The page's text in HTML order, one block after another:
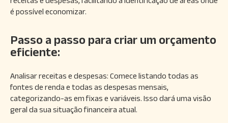
é possível economizar.
Passo a passo para criar um orçamento
eficiente:
Analisar receitas e despesas: Comece listando todas as
fontes de renda e todas as despesas mensais,
categorizando-as em fixas e variáveis. Isso dará uma visão
geral da sua situação financeira atual.